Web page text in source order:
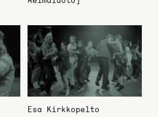
Esa Kirkkopelto